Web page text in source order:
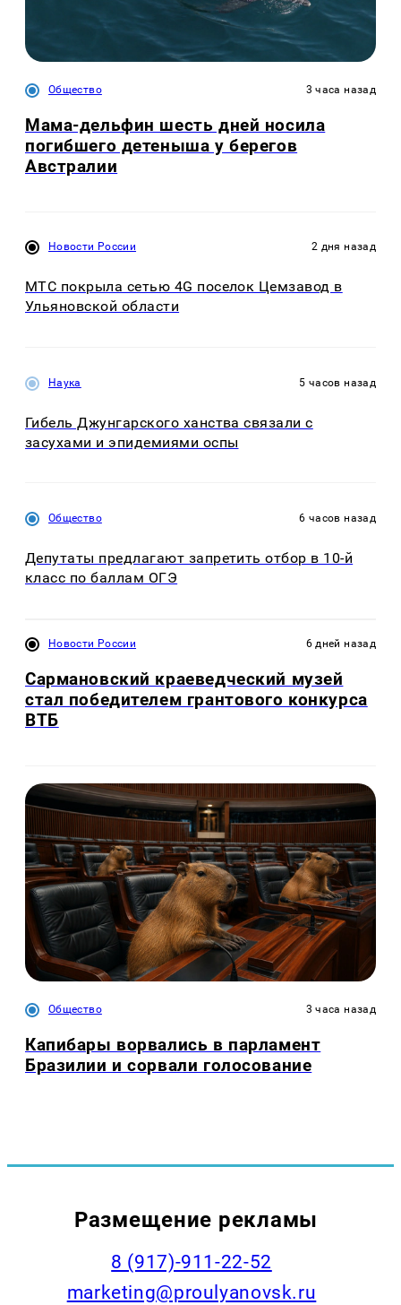
Общество 3 часа назад
Мама-дельфин шесть дней носила
погибшего детеныша у берегов
Австралии
Новости России 2 дня назад
МТС покрыла сетью 4G поселок Цемзавод в
Ульяновской области
Наука 5 часов назад
Гибель Джунгарского ханства связали с
засухами и эпидемиями оспы
Общество 6 часов назад
Депутаты предлагают запретить отбор в 10-й
класс по баллам ОГЭ
Новости России 6 дней назад
Сармановский краеведческий музей
стал победителем грантового конкурса
ВТБ
Общество 3 часа назад
Капибары ворвались в парламент
Бразилии и сорвали голосование
Размещение рекламы
8 (917)-911-22-52
marketing@proulyanovsk.ru